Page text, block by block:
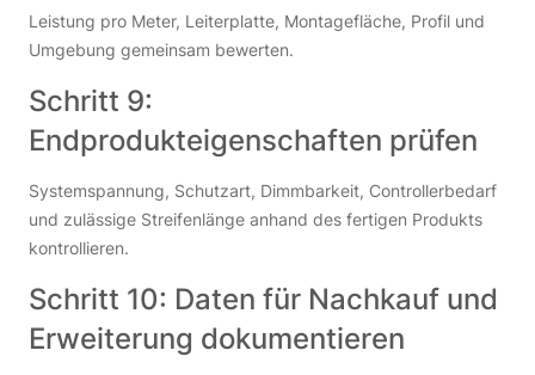
Leistung pro Meter, Leiterplatte, Montagefläche, Profil und
Umgebung gemeinsam bewerten.
Schritt 9:
Endprodukteigenschaften prüfen
Systemspannung, Schutzart, Dimmbarkeit, Controllerbedarf
und zulässige Streifenlänge anhand des fertigen Produkts
kontrollieren.
Schritt 10: Daten für Nachkauf und
Erweiterung dokumentieren